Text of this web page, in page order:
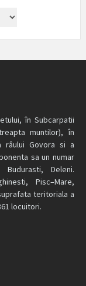
în Subcarpatii
muntilor), în
râului Govora si a
sa un numar
Deleni.
Pisc–Mare,
teritoriala a
locuitori.